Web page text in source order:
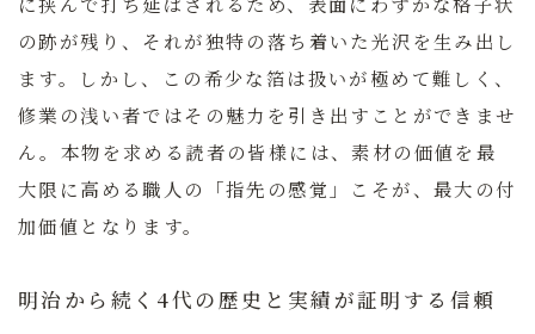
の跡が残り、それが独特の落ち着いた光沢を生み出し
ます。しかし、この希少な箔は扱いが極めて難しく、
修業の浅い者ではその魅力を引き出すことができませ
ん。本物を求める読者の皆様には、素材の価値を最
大限に高める職人の「指先の感覚」こそが、最大の付
加価値となります。
明治から続く4代の歴史と実績が証明する信頼